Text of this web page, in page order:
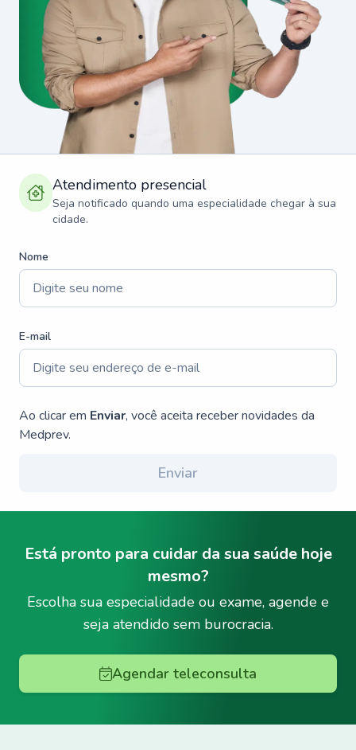
Atendimento presencial
Seja notificado quando uma especialidade chegar à sua
cidade.
Nome
E-mail
Ao clicar em Enviar, você aceita receber novidades da
Medprev.
Enviar
Está pronto para cuidar da sua saúde hoje
mesmo?
Escolha sua especialidade ou exame, agende e
seja atendido sem burocracia.
Agendar teleconsulta